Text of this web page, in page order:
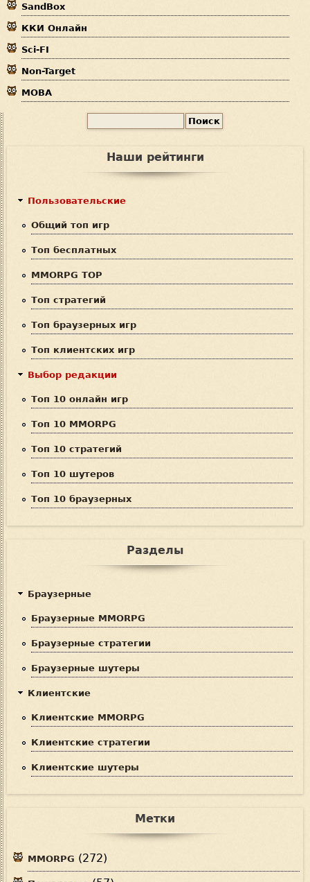
с
ь
SandBox
ККИ Онлайн
Sci-FI
Non-Target
MOBA
Наши рейтинги
Пользовательские
Общий топ игр
Топ бесплатных
MMORPG TOP
Топ стратегий
Топ браузерных игр
Топ клиентских игр
Выбор редакции
Топ 10 онлайн игр
Топ 10 MMORPG
Топ 10 стратегий
Топ 10 шутеров
Топ 10 браузерных
Разделы
Браузерные
Браузерные MMORPG
Браузерные стратегии
Браузерные шутеры
Клиентские
Клиентские MMORPG
Клиентские стратегии
Клиентские шутеры
Метки
MMORPG (272)